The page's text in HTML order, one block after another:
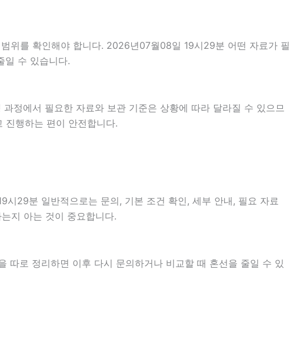
위를 확인해야 합니다. 2026년07월08일 19시29분 어떤 자료가 필
일 수 있습니다.
정에서 필요한 자료와 보관 기준은 상황에 따라 달라질 수 있으므
진행하는 편이 안전합니다.
29분 일반적으로는 문의, 기본 조건 확인, 세부 안내, 필요 자료
지 아는 것이 중요합니다.
따로 정리하면 이후 다시 문의하거나 비교할 때 혼선을 줄일 수 있